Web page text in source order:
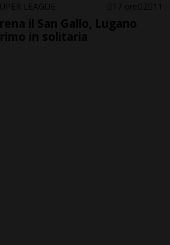
LEAGUE 17 ore 2 11
il San Gallo, Lugano
in solitaria